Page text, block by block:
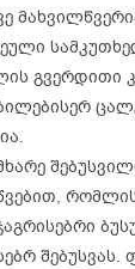
გვერდითი